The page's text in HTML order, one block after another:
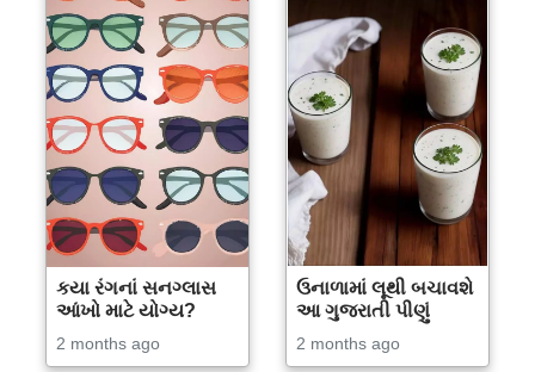
કયા રંગનાં સનગ્લાસ
આંખો માટે યોગ્ય?
2 months ago
ઉનાળામાં લૂથી બચાવશે
આ ગુજરાતી પીણું
2 months ago